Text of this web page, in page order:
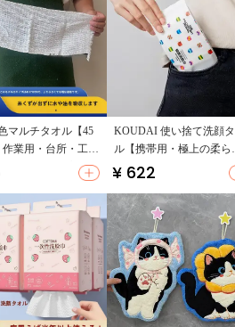
マルチタオル【45
作業用・台所・工
・レストラン対
KOUDAI 使い捨て洗顔
ル【携帯用・極上の柔ら
さ・女性用】
¥ 622